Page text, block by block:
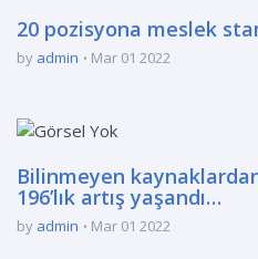
20 pozisyona meslek
by admin Mar 01 2022
Bilinmeyen kaynaklardan
196’lık artış yaşandı…
by admin Mar 01 2022